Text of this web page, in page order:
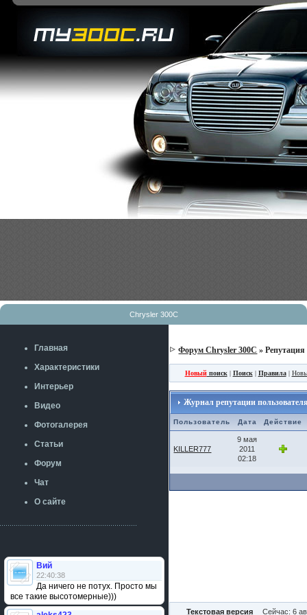
Chrysler 300C
Главная
Характеристики
Интерьер
Видео
Фотогалерея
Статьи
Форум
Чат
О сайте
Вий
22:40:38
Да ничего не потух. Просто мы
все такие высотомерные)))
Форум Chrysler 300C » Репутация
Новыйпоиск| Поиск| Правила|
Журнал репутации
Пользователь Дата Действие
KILLER777
9 мая
2011
02:18
Текстовая версия Сейчас: 6